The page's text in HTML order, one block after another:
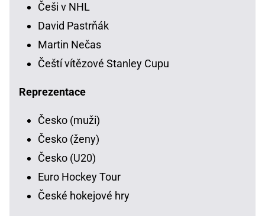
Češi v NHL
David Pastrňák
Martin Nečas
Čeští vítězové Stanley Cupu
Reprezentace
Česko (muži)
Česko (ženy)
Česko (U20)
Euro Hockey Tour
České hokejové hry